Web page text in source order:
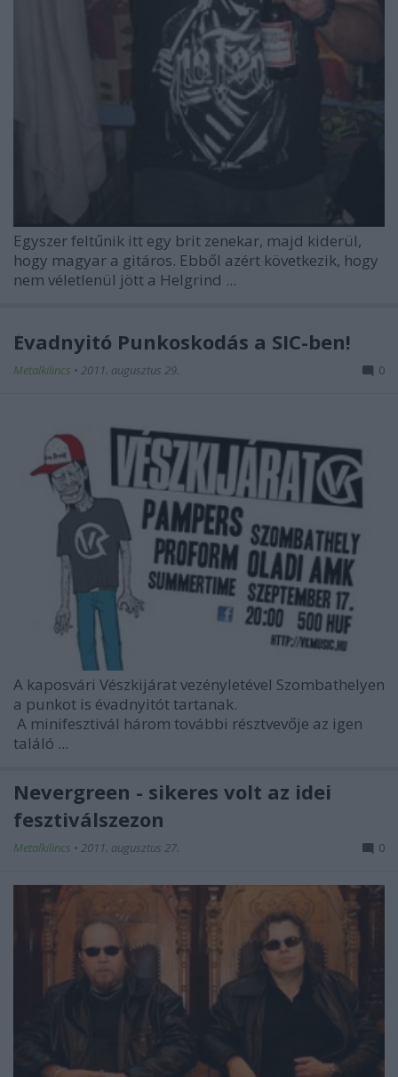
Egyszer feltűnik itt egy brit zenekar, majd kiderül,
hogy magyar a gitáros. Ebből azért következik, hogy
nem véletlenül jött a Helgrind ...
Évadnyitó Punkoskodás a SIC-ben!
Metalkilincs • 2011. augusztus 29. 0
A kaposvári Vészkijárat vezényletével Szombathelyen
a punkot is évadnyitót tartanak.
A minifesztivál három további résztvevője az igen
találó ...
Nevergreen - sikeres volt az idei
fesztiválszezon
Metalkilincs • 2011. augusztus 27. 0